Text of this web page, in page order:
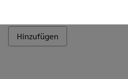
Hinzufügen